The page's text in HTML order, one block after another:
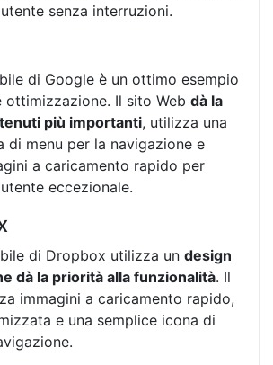
senza interruzioni.
di Google è un ottimo esempio
ottimizzazione. Il sito Web dà la
più importanti, utilizza una
di menu per la navigazione e
a caricamento rapido per
eccezionale.
di Dropbox utilizza un design
dà la priorità alla funzionalità. Il
immagini a caricamento rapido,
e una semplice icona di